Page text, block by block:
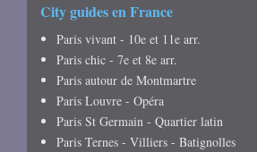
City guides en France
Paris vivant - 10e et 11e arr.
Paris chic - 7e et 8e arr.
Paris autour de Montmartre
Paris Louvre - Opéra
Paris St Germain - Quartier latin
Paris Ternes - Villiers - Batignolles